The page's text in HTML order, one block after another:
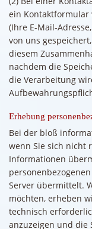
ein Kontaktformular
(Ihre E-Mail-
von uns
diesem
nachdem die
die Verarbeitung
Erhebung
Bei der bloß
wenn Sie sich nicht
Informationen
Server übermittelt.
möchten, erheben
technisch
anzuzeigen und die